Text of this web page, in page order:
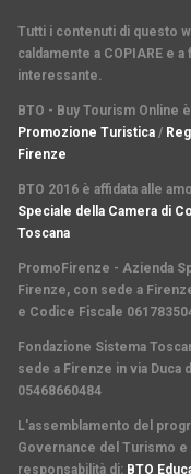
Tutti i contenuti di questo
caldamente a COPIARE e
interessante.
BTO - Buy Tourism Online
Promozione Turistica /
Firenze
BTO 2016 è affidata alle
Speciale della Camera di
Toscana
PromoFirenze - Azienda
Firenze, con sede a
e Codice Fiscale
Fondazione Sistema
sede a Firenze in via Duca
05468660484
L'assemblamento del
Governance del Turismo e
responsabilità di: BTO